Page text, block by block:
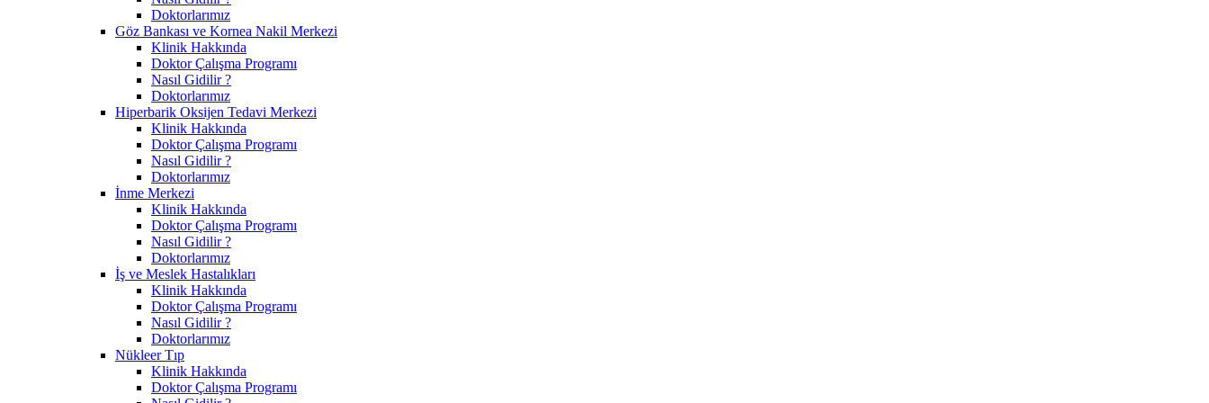
Doktorlarımız
Göz Bankası ve Kornea Nakil Merkezi
Klinik Hakkında
Doktor Çalışma Programı
Nasıl Gidilir ?
Doktorlarımız
Hiperbarik Oksijen Tedavi Merkezi
Klinik Hakkında
Doktor Çalışma Programı
Nasıl Gidilir ?
Doktorlarımız
İnme Merkezi
Klinik Hakkında
Doktor Çalışma Programı
Nasıl Gidilir ?
Doktorlarımız
İş ve Meslek Hastalıkları
Klinik Hakkında
Doktor Çalışma Programı
Nasıl Gidilir ?
Doktorlarımız
Nükleer Tıp
Klinik Hakkında
Doktor Çalışma Programı